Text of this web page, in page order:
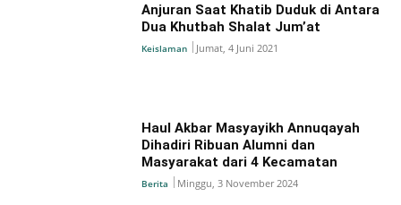
Anjuran Saat Khatib Duduk di Antara
Dua Khutbah Shalat Jum’at
Keislaman Jumat, 4 Juni 2021
Haul Akbar Masyayikh Annuqayah
Dihadiri Ribuan Alumni dan
Masyarakat dari 4 Kecamatan
Berita Minggu, 3 November 2024